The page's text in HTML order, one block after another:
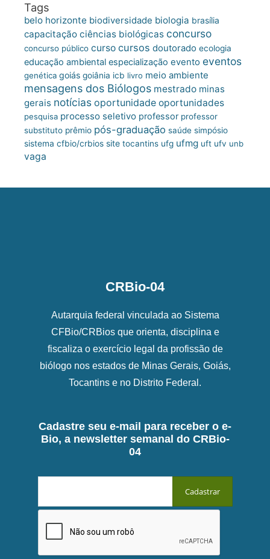
Tags
belo horizonte biodiversidade biologia brasília
capacitação ciências biológicas concurso
concurso público curso cursos doutorado ecologia
educação ambiental especialização evento eventos
genética goiás goiânia icb livro meio ambiente
mensagens dos Biólogos mestrado minas
gerais notícias oportunidade oportunidades
pesquisa processo seletivo professor professor
substituto prêmio pós-graduação saúde simpósio
sistema cfbio/crbios site tocantins ufg ufmg uft ufv unb
vaga
CRBio-04
Autarquia federal vinculada ao Sistema
CFBio/CRBios que orienta, disciplina e
fiscaliza o exercício legal da profissão de
biólogo nos estados de Minas Gerais, Goiás,
Tocantins e no Distrito Federal.
Cadastre seu e-mail para receber o e-
Bio, a newsletter semanal do CRBio-
04